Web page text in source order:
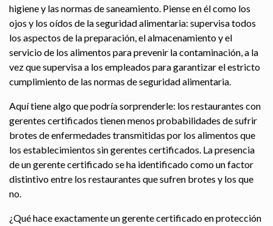
higiene y las normas de saneamiento. Piense en él como los
ojos y los oídos de la seguridad alimentaria: supervisa todos
los aspectos de la preparación, el almacenamiento y el
servicio de los alimentos para prevenir la contaminación, a la
vez que supervisa a los empleados para garantizar el estricto
cumplimiento de las normas de seguridad alimentaria.
Aquí tiene algo que podría sorprenderle: los restaurantes con
gerentes certificados tienen menos probabilidades de sufrir
brotes de enfermedades transmitidas por los alimentos que
los establecimientos sin gerentes certificados. La presencia
de un gerente certificado se ha identificado como un factor
distintivo entre los restaurantes que sufren brotes y los que
no.
¿Qué hace exactamente un gerente certificado en protección